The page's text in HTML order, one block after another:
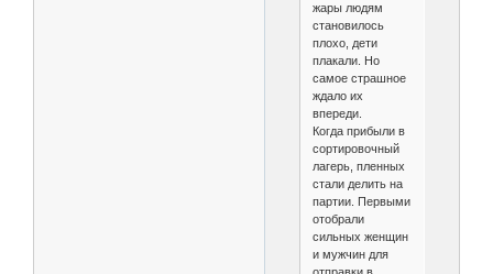
жары людям
становилось
плохо, дети
плакали. Но
самое страшное
ждало их
впереди.
Когда прибыли в
сортировочный
лагерь, пленных
стали делить на
партии. Первыми
отобрали
сильных женщин
и мужчин для